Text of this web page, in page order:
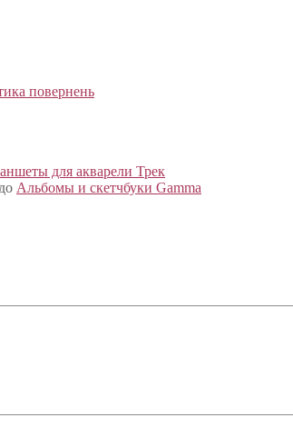
повернень
для акварели Трек
до Альбомы и скетчбуки Gamma